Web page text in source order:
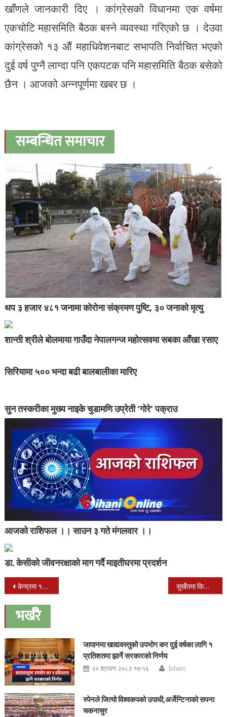
खाँणले जानकारी दिए । कांग्रेसको विधानमा एक वर्षमा
एकचोटि महासमिति बैठक बस्ने व्यवस्था गरिएको छ । देउवा
कांग्रेसको १३ औं महाधिवेशनबाट सभापति निर्वाचित भएको
दुई वर्ष पुग्नै लाग्दा पनि एकपटक पनि महासमिति बैठक बसेको
छैन । आजको अन्नपूर्णमा खबर छ ।
सम्बन्धित समाचार
थप ३ हजार ४८१ जनामा कोरोना संक्रमण पुष्टि, ३० जनाको मृत्यु
शान्ती श्रीले बोलमाया गाउँदा नेपालगन्ज महोत्सवमा सबका आँखा रसाए
सिरियामा ५०० भन्दा बढी बालबालीका मारिए
सुन तस्करीका मुख्य नाइके चुडामणि उप्रेती ‘गोरे’ पक्राउ
आजको राशिफल ।। साउन ३ गते मंगलवार ।।
डा. केसीको जीवनरक्षाको माग गर्दै माइतीघरमा प्रदर्शन
Post
navigation
केन्द्रमा १५ मन्त्रालय प्रस्ताव सुर्खेतमा किशोरी आमा बढ्दै
भर्खरै
जापानमा खाद्यवस्तुको उपभोग कर दुई वर्षका लागि १
प्रतिशतमा झार्ने सरकारको निर्णय
२० श्रावण २०८३ १७:५६ bihani
स्पेनले जित्यो विश्वकपको उपाधी,अर्जेन्टिनाको सपना
चकनाचुर